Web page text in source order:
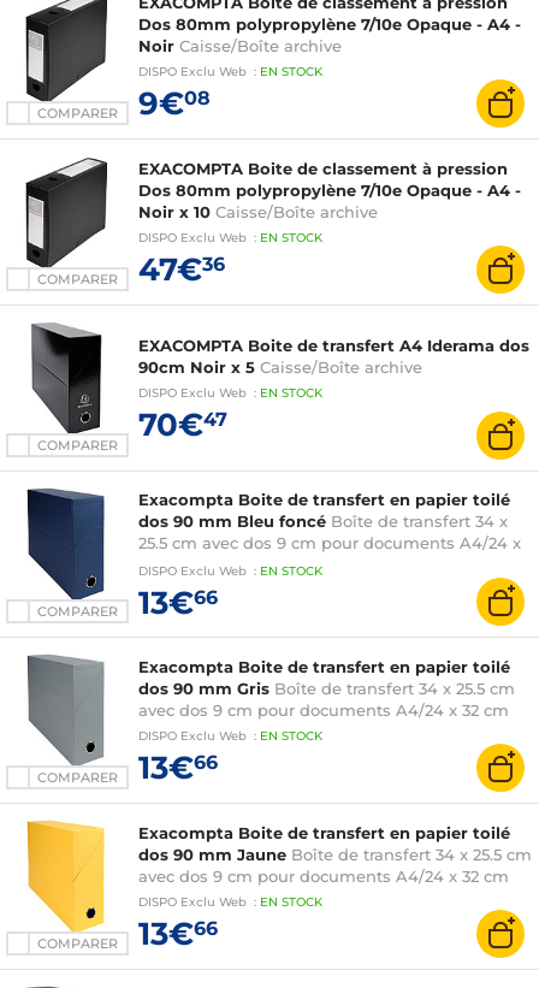
COMPARER
Dos 80mm polypropylène 7/10e Opaque - A4 -
Noir Caisse/Boîte archive
DISPO Exclu Web : EN STOCK
9€08
COMPARER
EXACOMPTA Boite de classement à pression
Dos 80mm polypropylène 7/10e Opaque - A4 -
Noir x 10 Caisse/Boîte archive
DISPO Exclu Web : EN STOCK
47€36
COMPARER
EXACOMPTA Boite de transfert A4 Iderama dos
90cm Noir x 5 Caisse/Boîte archive
DISPO Exclu Web : EN STOCK
70€47
COMPARER
Exacompta Boite de transfert en papier toilé
dos 90 mm Bleu foncé Boîte de transfert 34 x
25.5 cm avec dos 9 cm pour documents A4/24 x
32 cm
DISPO Exclu Web : EN STOCK
13€66
COMPARER
Exacompta Boite de transfert en papier toilé
dos 90 mm Gris Boîte de transfert 34 x 25.5 cm
avec dos 9 cm pour documents A4/24 x 32 cm
DISPO Exclu Web : EN STOCK
13€66
COMPARER
Exacompta Boite de transfert en papier toilé
dos 90 mm Jaune Boîte de transfert 34 x 25.5 cm
avec dos 9 cm pour documents A4/24 x 32 cm
DISPO Exclu Web : EN STOCK
13€66